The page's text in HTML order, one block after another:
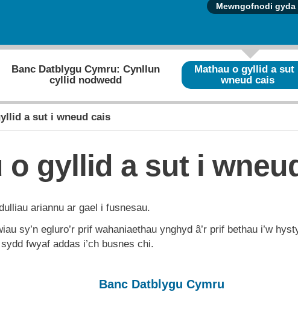
Mewngofnodi gyda
Banc Datblygu Cymru: Cynllun
cyllid nodwedd
Mathau o gyllid a sut
wneud cais
a sut i wneud cais
o gyllid a sut i
ariannu ar gael i fusnesau.
sy’n egluro’r prif wahaniaethau ynghyd â’r prif bethau i’w
fwyaf addas i’ch busnes chi.
Banc Datblygu Cymru